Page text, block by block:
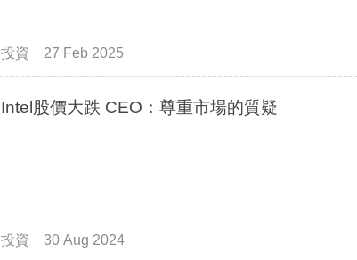
投資 27 Feb 2025
Intel股價大跌 CEO：尊重市場的質疑
投資 30 Aug 2024